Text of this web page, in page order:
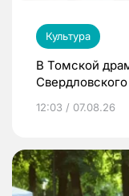
Культура
В Томской
12:03 / 07.08.26